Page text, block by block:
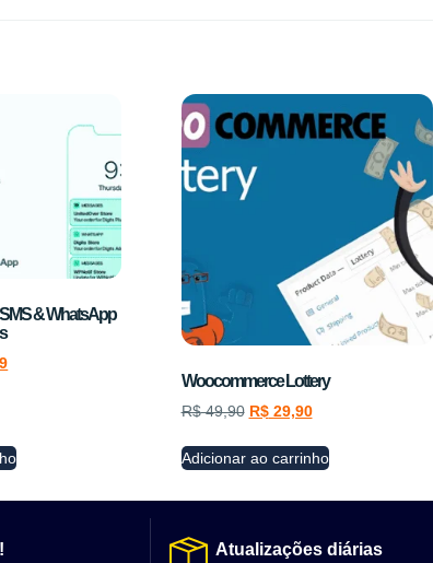
& WhatsApp
Woocommerce Lottery
R$49,90 R$29,90
Adicionar ao carrinho
Atualizações diárias